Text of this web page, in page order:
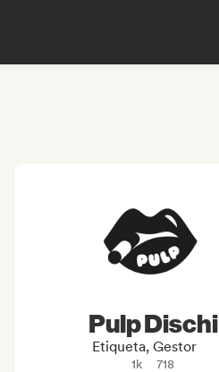
Pulp Dischi
Etiqueta, Gestor
1k 718